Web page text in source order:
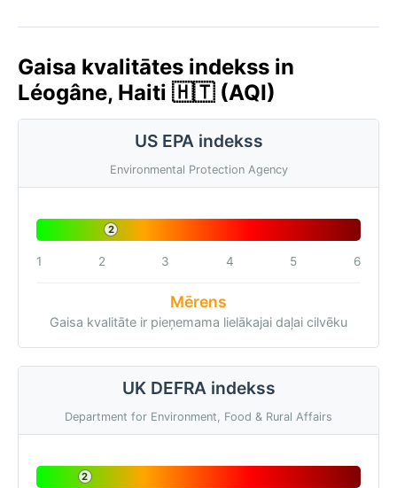
Gaisa kvalitātes indekss in
Léogâne, Haiti 🇭🇹 (AQI)
US EPA indekss
Environmental Protection Agency
2
1 2 3 4 5 6
Mērens
Gaisa kvalitāte ir pieņemama lielākajai daļai cilvēku
UK DEFRA indekss
Department for Environment, Food & Rural Affairs
2